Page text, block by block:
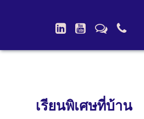
เรียนพิเศษที่บ้าน